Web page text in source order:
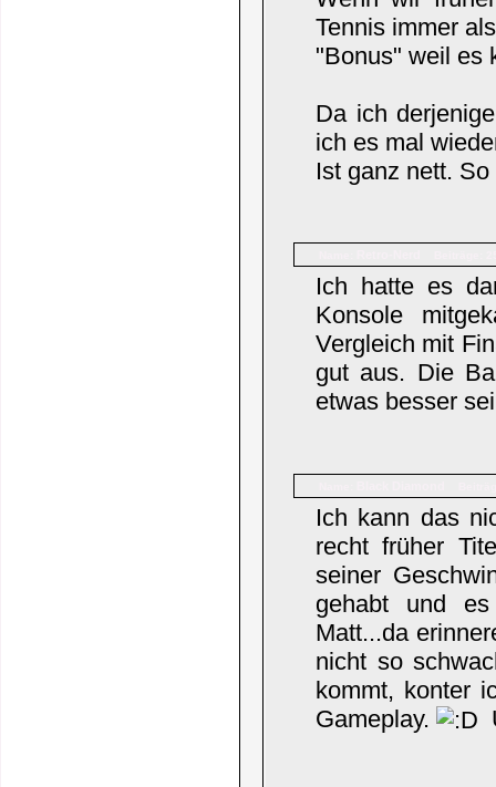
Tennis immer als
"Bonus" weil es
Da ich
ich es mal
Ist ganz nett.
Ich hatte es
Konsole
Vergleich mit
gut aus. Die
etwas besser
Ich kann das
recht früher
seiner
gehabt und es
Matt...da
nicht so
kommt, konter
Gameplay.